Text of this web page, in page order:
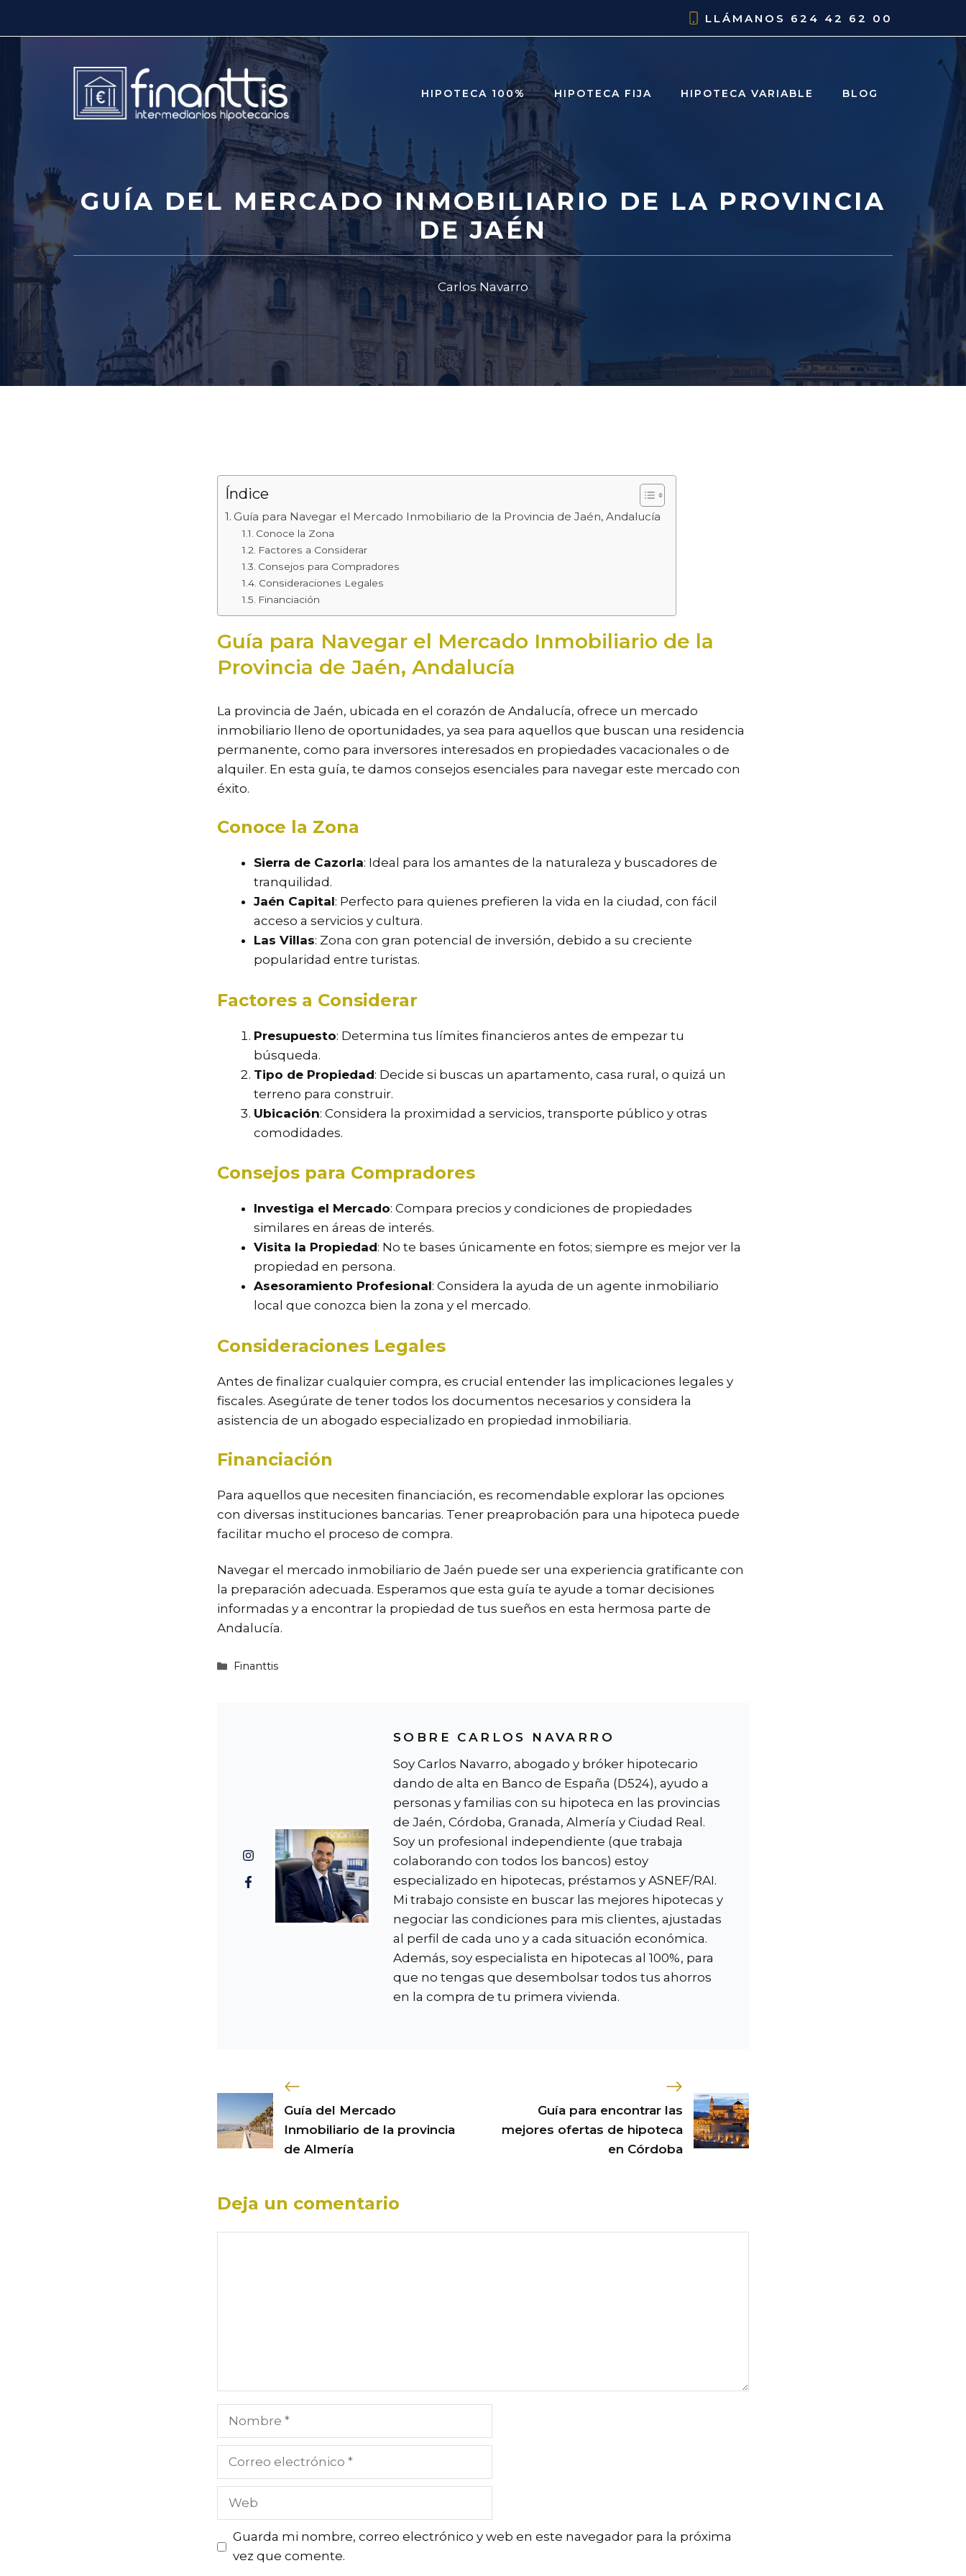
LLÁMANOS 624 42 62 00
HIPOTECA 100% HIPOTECA FIJA HIPOTECA VARIABLE BLOG
GUÍA DEL MERCADO INMOBILIARIO DE LA PROVINCIA
DE JAÉN
Carlos Navarro
Índice
Guía para Navegar el Mercado Inmobiliario de la Provincia de Jaén, Andalucía
Conoce la Zona
Factores a Considerar
Consejos para Compradores
Consideraciones Legales
Financiación
Guía para Navegar el Mercado Inmobiliario de la
Provincia de Jaén, Andalucía
La provincia de Jaén, ubicada en el corazón de Andalucía, ofrece un mercado
inmobiliario lleno de oportunidades, ya sea para aquellos que buscan una residencia
permanente, como para inversores interesados en propiedades vacacionales o de
alquiler. En esta guía, te damos consejos esenciales para navegar este mercado con
éxito.
Conoce la Zona
Sierra de Cazorla: Ideal para los amantes de la naturaleza y buscadores de
tranquilidad.
Jaén Capital: Perfecto para quienes prefieren la vida en la ciudad, con fácil
acceso a servicios y cultura.
Las Villas: Zona con gran potencial de inversión, debido a su creciente
popularidad entre turistas.
Factores a Considerar
Presupuesto: Determina tus límites financieros antes de empezar tu
búsqueda.
Tipo de Propiedad: Decide si buscas un apartamento, casa rural, o quizá un
terreno para construir.
Ubicación: Considera la proximidad a servicios, transporte público y otras
comodidades.
Consejos para Compradores
Investiga el Mercado: Compara precios y condiciones de propiedades
similares en áreas de interés.
Visita la Propiedad: No te bases únicamente en fotos; siempre es mejor ver la
propiedad en persona.
Asesoramiento Profesional: Considera la ayuda de un agente inmobiliario
local que conozca bien la zona y el mercado.
Consideraciones Legales
Antes de finalizar cualquier compra, es crucial entender las implicaciones legales y
fiscales. Asegúrate de tener todos los documentos necesarios y considera la
asistencia de un abogado especializado en propiedad inmobiliaria.
Financiación
Para aquellos que necesiten financiación, es recomendable explorar las opciones
con diversas instituciones bancarias. Tener preaprobación para una hipoteca puede
facilitar mucho el proceso de compra.
Navegar el mercado inmobiliario de Jaén puede ser una experiencia gratificante con
la preparación adecuada. Esperamos que esta guía te ayude a tomar decisiones
informadas y a encontrar la propiedad de tus sueños en esta hermosa parte de
Andalucía.
Categorías
Finanttis
SOBRE CARLOS NAVARRO
Soy Carlos Navarro, abogado y bróker hipotecario
dando de alta en Banco de España (D524), ayudo a
personas y familias con su hipoteca en las provincias
de Jaén, Córdoba, Granada, Almería y Ciudad Real.
Soy un profesional independiente (que trabaja
colaborando con todos los bancos) estoy
especializado en hipotecas, préstamos y ASNEF/RAI.
Mi trabajo consiste en buscar las mejores hipotecas y
negociar las condiciones para mis clientes, ajustadas
al perfil de cada uno y a cada situación económica.
Además, soy especialista en hipotecas al 100%, para
que no tengas que desembolsar todos tus ahorros
en la compra de tu primera vivienda.
Guía del Mercado
Inmobiliario de la provincia
de Almería
Guía para encontrar las
mejores ofertas de hipoteca
en Córdoba
Deja un comentario
Nombre
Correo
Web
Guarda mi nombre, correo electrónico y web en este navegador para la próxima
vez que comente.